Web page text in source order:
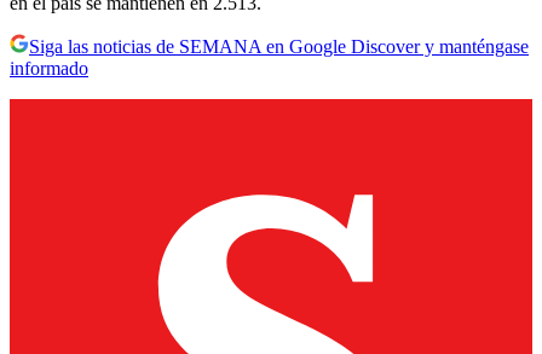
Siga las noticias de SEMANA en Google Discover y manténgase
informado